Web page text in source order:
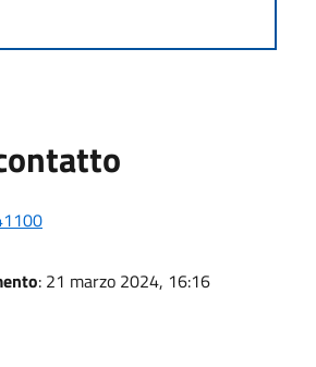
: 21 marzo 2024, 16:16